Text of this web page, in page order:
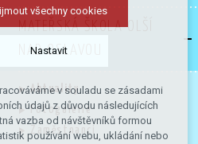
MATEŘSKÁ ŠKOLA OLŠÍ
NAD OSLAVOU
Aktuality
Fotogalerie
Zaměstnanci
všechny cookies
Nastavit
provozování webu
stránek (session):
v souladu se zásadami
údajů z důvodu následujících
vazba od návštěvníků formou
používání webu, ukládání nebo